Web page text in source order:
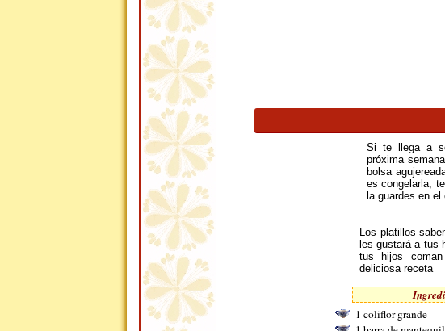
Si te llega a
próxima
bolsa
es congelarla,
la guardes en
Los platillos
les gustará a tus
tus hijos
deliciosa receta
1 coliflor grande